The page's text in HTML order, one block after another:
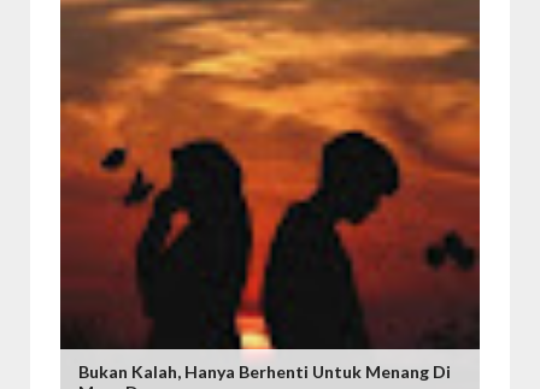
Bukan Kalah, Hanya Berhenti Untuk Menang Di